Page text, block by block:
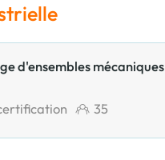
d'ensembles mécaniques
35